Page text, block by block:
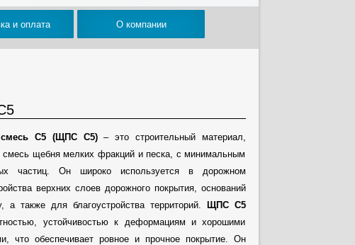
и оплата О компании
смесь С5 (ЩПС С5)– это строительный материал,
щебня мелких фракций и песка, с минимальным
частиц. Он широко используется в дорожном
верхних слоев дорожного покрытия, оснований
а также для благоустройства территорий.
ЩПС С5
устойчивостью к деформациям и хорошими
что обеспечивает ровное и прочное покрытие. Он